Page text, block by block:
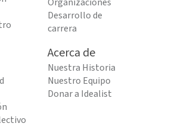
Desarrollo de
carrera
Acerca de
Nuestra Historia
Nuestro Equipo
Donar a Idealist